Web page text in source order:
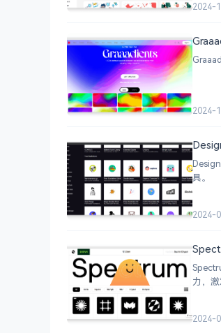
2024-
2024-
具。
2024-
力，激
2024-